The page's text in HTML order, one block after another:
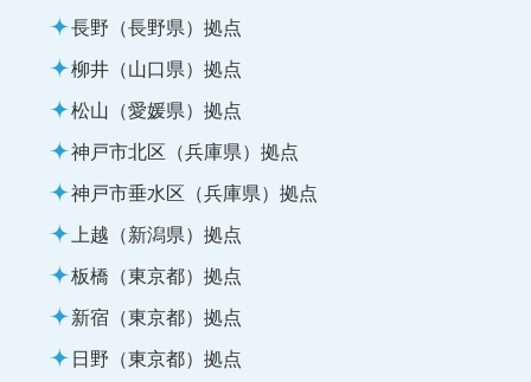
長野（長野県）拠点
柳井（山口県）拠点
松山（愛媛県）拠点
神戸市北区（兵庫県）拠点
神戸市垂水区（兵庫県）拠点
上越（新潟県）拠点
板橋（東京都）拠点
新宿（東京都）拠点
日野（東京都）拠点